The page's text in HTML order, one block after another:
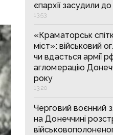
єпархії засудили до
13:53
«Краматорськ
міст»: військовий
чи вдасться армії
агломерацію
року
13:20
Черговий воєнний
на Донеччині